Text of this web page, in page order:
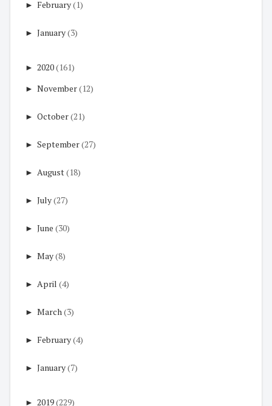
► February(1)
► January(3)
► 2020(161)
► November(12)
► October(21)
► September(27)
► August(18)
► July(27)
► June (30)
► May(8)
► April (4)
► March(3)
► February(4)
► January(7)
► 2019(229)